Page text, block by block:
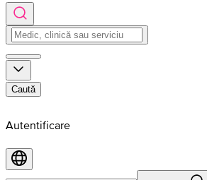
Caută
Autentificare